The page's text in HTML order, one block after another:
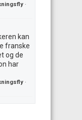
·
kan
franske
og de
har
·